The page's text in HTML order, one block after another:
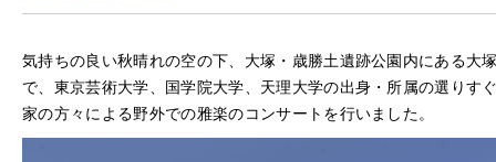
気持ちの良い秋晴れの空の下、大塚・歳勝土遺跡公園内にある大
で、東京芸術大学、国学院大学、天理大学の出身・所属の選りす
家の方々による野外での雅楽のコンサートを行いました。